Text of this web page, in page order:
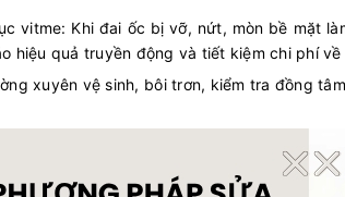
vitme: Khi đai ốc bị vỡ, nứt, mòn bề mặt
hiệu quả truyền động và tiết kiệm chi phí về
xuyên vệ sinh, bôi trơn, kiểm tra đồng